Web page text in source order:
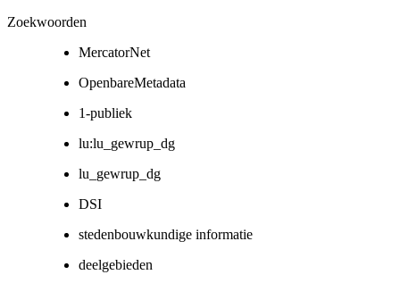
Zoekwoorden
MercatorNet
OpenbareMetadata
1-publiek
lu:lu_gewrup_dg
lu_gewrup_dg
DSI
stedenbouwkundige informatie
deelgebieden